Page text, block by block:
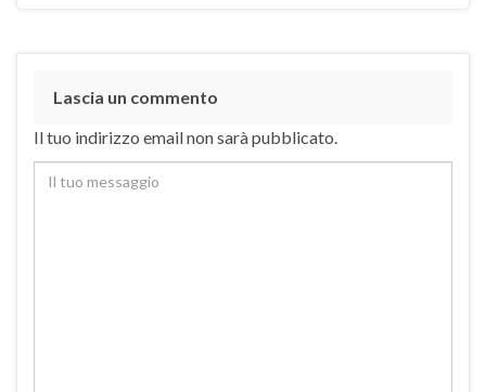
Lascia un commento
Il tuo indirizzo email non sarà pubblicato.